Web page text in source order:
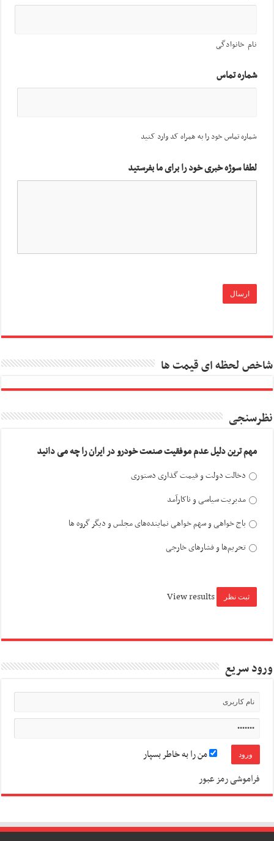
نام خانوادگی
شماره تماس
شماره تماس خود را به همراه کد وارد کنید
لطفا سوژه خبری خود را برای ما بفرستید
شاخص لحظه ای قیمت ها
نظرسنجی
مهم ترین دلیل عدم موفقیت صنعت خودرو در ایران را چه می دانید
دخالت دولت و قیمت گذاری دستوری
مدیریت سیاسی و ناکارآمد
باج خواهی و سهم خواهی نماینده‌های مجلس و دیگر گروه ها
تحریم‌ها و فشارهای خارجی
View results
ورود سریع
من را به خاطر بسپار
فراموشی رمز عبور